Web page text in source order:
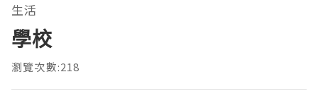
生活
學校
瀏覽次數:218